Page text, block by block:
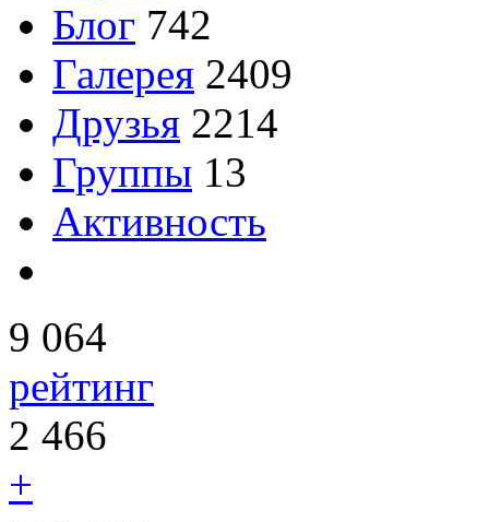
Блог 742
Галерея 2409
Друзья 2214
Группы 13
Активность
9 064
рейтинг
2 466
+